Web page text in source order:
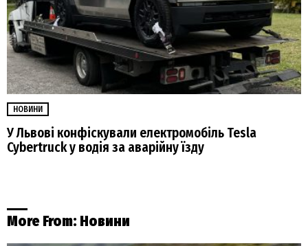
НОВИНИ
У Львові конфіскували електромобіль Tesla
Cybertruck у водія за аварійну їзду
More From: Новини